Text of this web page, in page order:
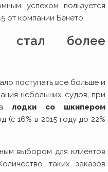
успехом пользуется
от компании Бенето.
стал более
поступать все больше и
небольших судов, при
лодки со шкипером
(с 16% в 2015 году до 22%
выбором для клиентов
таких заказов